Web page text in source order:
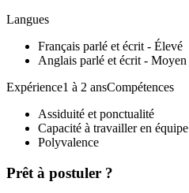
Langues
Français parlé et écrit - Élevé
Anglais parlé et écrit - Moyen
Expérience1 à 2 ansCompétences
Assiduité et ponctualité
Capacité à travailler en équipe
Polyvalence
Prêt à postuler ?